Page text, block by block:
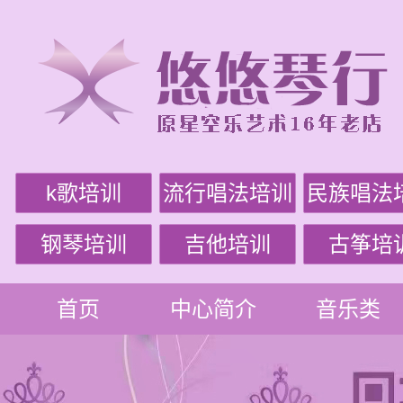
k歌培训 流行唱法培训 民族唱法
钢琴培训 吉他培训 古筝培
首页 中心简介 音乐类